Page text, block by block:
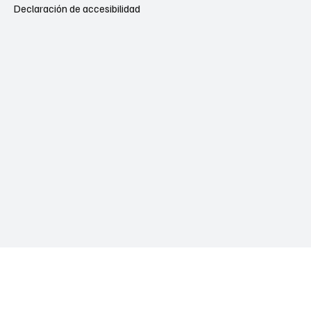
Declaración de accesibilidad